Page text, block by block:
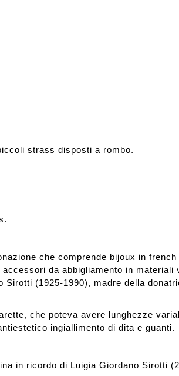
strass disposti a rombo.
che comprende bijoux in
da abbigliamento in materiali
Sirotti (1925-1990), madre della
che poteva avere lunghezze
ingiallimento di dita e guanti.
in ricordo di Luigia Giordano Sirotti